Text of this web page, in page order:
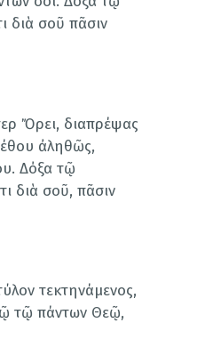
διὰ σοῦ πᾶσιν
Ὄρει, διαπρέψας
ἀληθῶς,
Δόξα τῷ
διὰ σοῦ, πᾶσιν
τεκτηνάμενος,
τῷ πάντων Θεῷ,